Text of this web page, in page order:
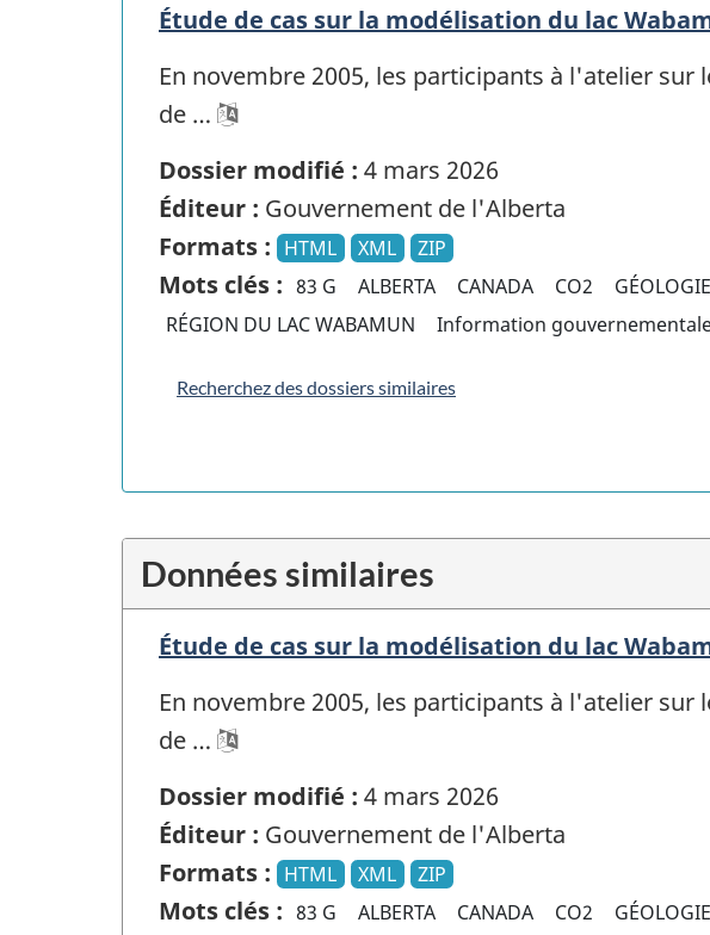
Étude de cas sur la modélisation du lac
En novembre 2005, les participants à l'atelier
de …
Dossier modifié : 4 mars 2026
Éditeur : Gouvernement de l'Alberta
Formats : HTML XML ZIP
Mots clés : 83 G ALBERTA CANADA CO2 GÉOLOGIE
RÉGION DU LAC WABAMUN
Information
Recherchez des dossiers similaires
Données similaires
Étude de cas sur la modélisation du lac
En novembre 2005, les participants à l'atelier
de …
Dossier modifié : 4 mars 2026
Éditeur : Gouvernement de l'Alberta
Formats : HTML XML ZIP
Mots clés : 83 G ALBERTA CANADA CO2 GÉOLOGIE